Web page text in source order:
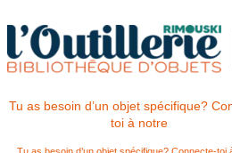
au
contenu
Tu as besoin d’un objet spécifique?
toi à notre